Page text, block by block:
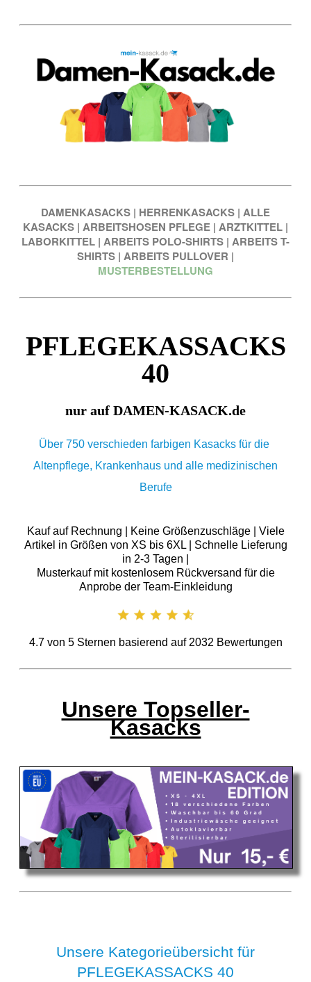
DAMENKASACKS | HERRENKASACKS | ALLE
KASACKS | ARBEITSHOSEN PFLEGE | ARZTKITTEL |
LABORKITTEL | ARBEITS POLO-SHIRTS | ARBEITS T-
SHIRTS | ARBEITS PULLOVER |
MUSTERBESTELLUNG
PFLEGEKASSACKS
40
nur auf DAMEN-KASACK.de
Über 750 verschieden farbigen Kasacks für die
Altenpflege, Krankenhaus und alle medizinischen
Berufe
Kauf auf Rechnung | Keine Größenzuschläge | Viele
Artikel in Größen von XS bis 6XL | Schnelle Lieferung
in 2-3 Tagen |
Musterkauf mit kostenlosem Rückversand für die
Anprobe der Team-Einkleidung
4.7von 5Sternen basierend auf 2032 Bewertungen
Unsere Topseller-
Kasacks
Unsere Kategorieübersicht für
PFLEGEKASSACKS 40